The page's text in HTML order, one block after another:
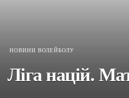
НОВИНИ ВОЛЕЙБОЛУ
Ліга націй.